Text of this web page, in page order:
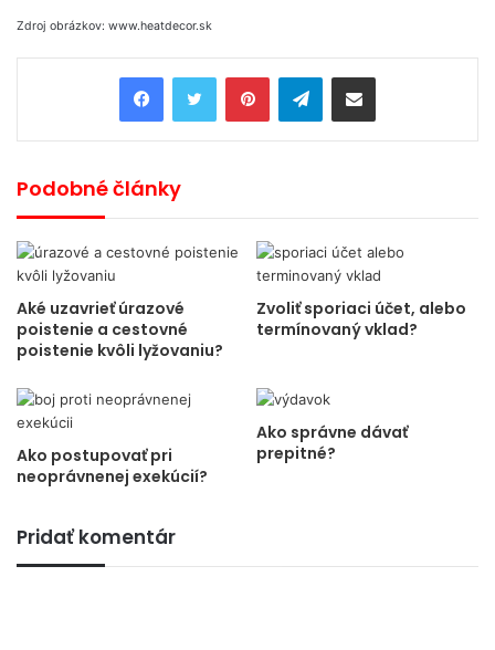
Zdroj obrázkov: www.heatdecor.sk
PinterestTelegramShare via Email
Podobné články
Aké uzavrieť úrazové
poistenie a cestovné
poistenie kvôli lyžovaniu?
Zvoliť sporiaci účet, alebo
termínovaný vklad?
Ako postupovať pri
neoprávnenej exekúcií?
Ako správne dávať
prepitné?
Pridať komentár